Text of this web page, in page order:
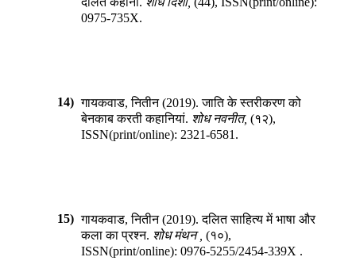
0975-735X.
14) गायकवाड, नितीन(2019).जाति के स्तरीकरण को
बेनकाब करती कहानियां. शोध नवनीत, (१२),
ISSN(print/online): 2321-6581 .
15) गायकवाड, नितीन(2019).दलित साहित्य में भाषा और
कला का प्रश्न. शोध मंथन (१०),
ISSN(print/online): 0976-5255/2454-339X .